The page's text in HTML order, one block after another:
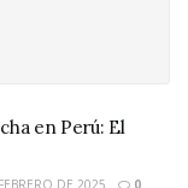
en Perú: El
DE 2025 0